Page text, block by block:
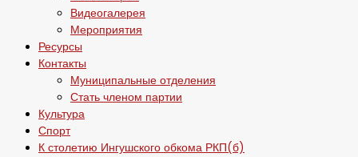
Видеогалерея
Мероприятия
Ресурсы
Контакты
Муниципальные отделения
Стать членом партии
Культура
Спорт
К столетию Ингушского обкома РКП(б)